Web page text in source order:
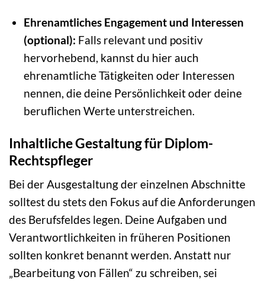
Ehrenamtliches Engagement und Interessen
(optional): Falls relevant und positiv
hervorhebend, kannst du hier auch
ehrenamtliche Tätigkeiten oder Interessen
nennen, die deine Persönlichkeit oder deine
beruflichen Werte unterstreichen.
Inhaltliche Gestaltung für Diplom-
Rechtspfleger
Bei der Ausgestaltung der einzelnen Abschnitte
solltest du stets den Fokus auf die Anforderungen
des Berufsfeldes legen. Deine Aufgaben und
Verantwortlichkeiten in früheren Positionen
sollten konkret benannt werden. Anstatt nur
„Bearbeitung von Fällen“ zu schreiben, sei